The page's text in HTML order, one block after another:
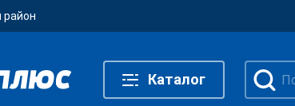
район
Каталог